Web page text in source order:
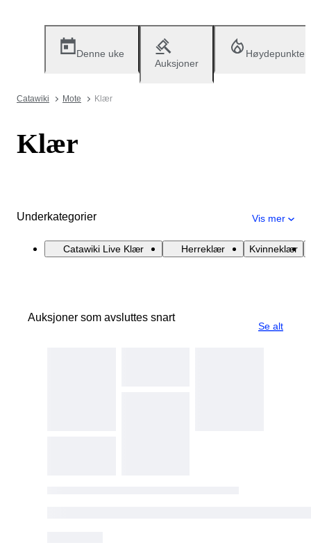
Denne uke
Auksjoner
Høydepunkter
Catawiki Mote Klær
Klær
Underkategorier Vis mer
Catawiki Live Klær Herreklær Kvinneklær
Auksjoner som avsluttes snart
Se alt